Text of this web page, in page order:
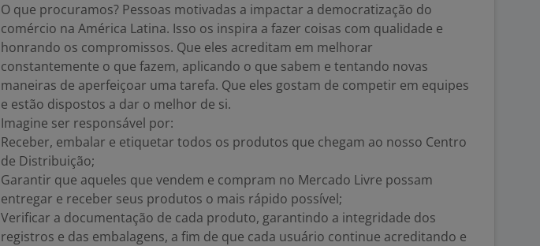
O que procuramos? Pessoas motivadas a impactar a democratização do
comércio na América Latina. Isso os inspira a fazer coisas com qualidade e
honrando os compromissos. Que eles acreditam em melhorar
constantemente o que fazem, aplicando o que sabem e tentando novas
maneiras de aperfeiçoar uma tarefa. Que eles gostam de competir em equipes
e estão dispostos a dar o melhor de si.
Imagine ser responsável por:
Receber, embalar e etiquetar todos os produtos que chegam ao nosso Centro
de Distribuição;
Garantir que aqueles que vendem e compram no Mercado Livre possam
entregar e receber seus produtos o mais rápido possível;
Verificar a documentação de cada produto, garantindo a integridade dos
registros e das embalagens, a fim de que cada usuário continue acreditando e